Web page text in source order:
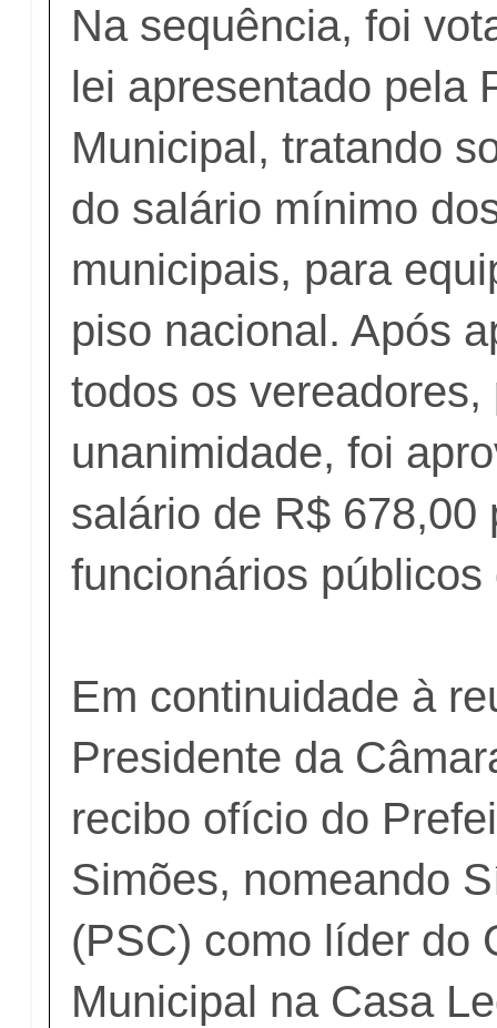
Na sequência, foi
lei apresentado pela
Municipal, tratando
do salário mínimo
municipais, para
piso nacional. Após
todos os vereadores,
unanimidade, foi
salário de R$ 678,00
funcionários
Em continuidade à
Presidente da
recibo ofício do
Simões, nomeando
(PSC) como líder do
Municipal na Casa